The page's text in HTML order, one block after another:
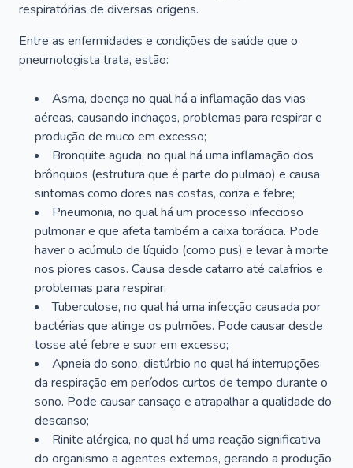
respiratórias de diversas origens.
Entre as enfermidades e condições de saúde que o
pneumologista trata, estão:
Asma, doença no qual há a inflamação das vias
aéreas, causando inchaços, problemas para respirar e
produção de muco em excesso;
Bronquite aguda, no qual há uma inflamação dos
brônquios (estrutura que é parte do pulmão) e causa
sintomas como dores nas costas, coriza e febre;
Pneumonia, no qual há um processo infeccioso
pulmonar e que afeta também a caixa torácica. Pode
haver o acúmulo de líquido (como pus) e levar à morte
nos piores casos. Causa desde catarro até calafrios e
problemas para respirar;
Tuberculose, no qual há uma infecção causada por
bactérias que atinge os pulmões. Pode causar desde
tosse até febre e suor em excesso;
Apneia do sono, distúrbio no qual há interrupções
da respiração em períodos curtos de tempo durante o
sono. Pode causar cansaço e atrapalhar a qualidade do
descanso;
Rinite alérgica, no qual há uma reação significativa
do organismo a agentes externos, gerando a produção